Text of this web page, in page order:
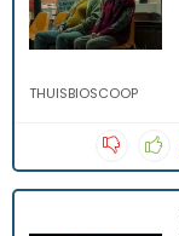
THUISBIOSCOOP